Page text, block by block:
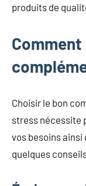
produits de
Choisir le bon
stress nécessite
vos besoins
quelques